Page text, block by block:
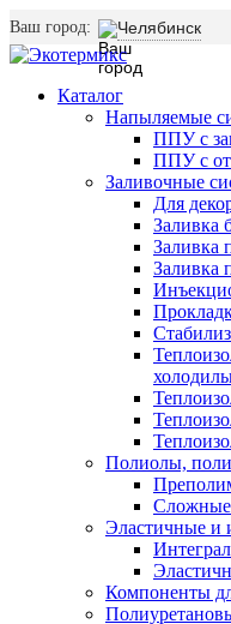
Ваш город: Челябинск
Каталог
Напыляемые
ППУ с
ППУ с
Заливочные
Для
Заливка
Заливка
Заливка
Полиолы,
Эластичные и
Компоненты